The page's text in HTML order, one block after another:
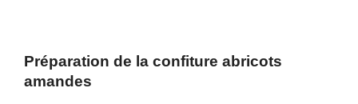
Préparation de la confiture abricots
amandes